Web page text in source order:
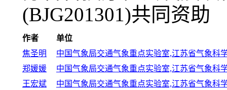
(BJG201301)共同资助
作者
单位
焦圣明
中国气象局交通气象重点实验室,江苏省气象科
郑媛媛
中国气象局交通气象重点实验室,江苏省气象科
王宏斌
中国气象局交通气象重点实验室,江苏省气象科